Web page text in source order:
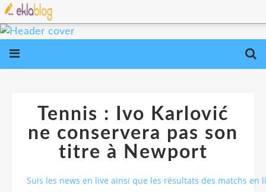
Tennis : Ivo Karlović
ne conservera pas son
titre à Newport
Suis les news en live ainsi que les résultats des matchs